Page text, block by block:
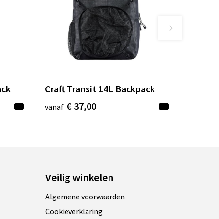
Craft Transit 14L Backpack
vanaf € 37,00
Veilig winkelen
Algemene voorwaarden
Cookieverklaring